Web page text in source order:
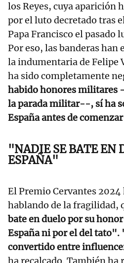
los Reyes, cuya aparición
por el luto decretado tras
Papa Francisco el pasado
Por eso, las banderas han
la indumentaria de Felipe
ha sido completamente
habido honores militares
la parada militar--, sí ha
España antes de
"NADIE SE BATE EN
ESPAÑA"
El Premio Cervantes 2024
hablando de la fragilidad,
bate en duelo por su
España ni por el del tato".
convertido entre